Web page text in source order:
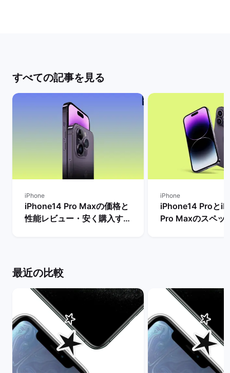
すべての記事を見る
iPhone
iPhone14 Pro Maxの価格と
性能レビュー・安く購入する
iPhone
iPhone14 Proと
Pro Maxのスペッ
最近の比較